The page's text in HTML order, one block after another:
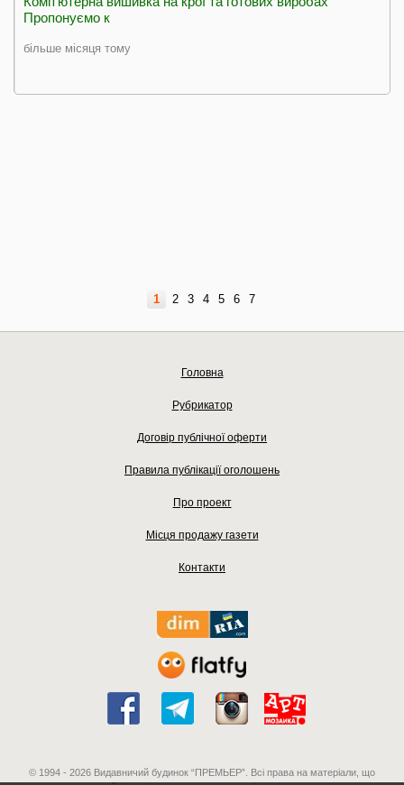
Пропонуємо к
більше місяця тому
1 2 3 4 5 6 7
Головна
Рубрикатор
Договір публічної оферти
Правила публікації оголошень
Про проект
Місця продажу газети
Контакти
© 1994 - 2026 Видавничий будинок “ПРЕМЬЕР”. Всі права на матеріали, що